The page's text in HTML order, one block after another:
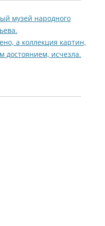
музей народного
а коллекция картин,
достоянием, исчезла.